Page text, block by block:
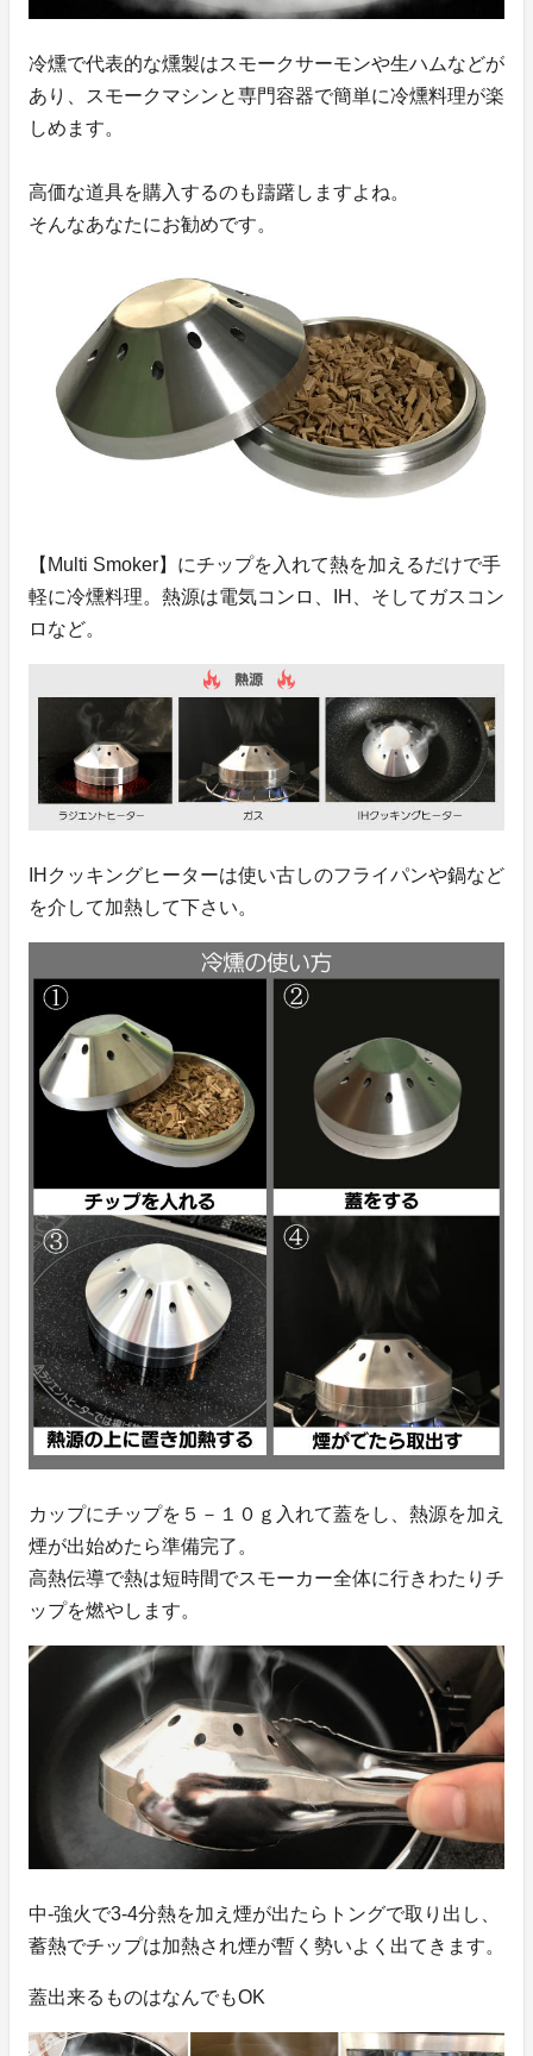
冷燻で代表的な燻製はスモークサーモンや生ハムなどが
あり、スモークマシンと専門容器で簡単に冷燻料理が楽
しめます。
高価な道具を購入するのも躊躇しますよね。
そんなあなたにお勧めです。
【Multi Smoker】にチップを入れて熱を加えるだけで手
軽に冷燻料理。熱源は電気コンロ、IH、そしてガスコン
ロなど。
IHクッキングヒーターは使い古しのフライパンや鍋など
を介して加熱して下さい。
カップにチップを５－１０ｇ入れて蓋をし、熱源を加え
煙が出始めたら準備完了。
高熱伝導で熱は短時間でスモーカー全体に行きわたりチ
ップを燃やします。
中-強火で3-4分熱を加え煙が出たらトングで取り出し、
蓄熱でチップは加熱され煙が暫く勢いよく出てきます。
蓋出来るものはなんでもOK